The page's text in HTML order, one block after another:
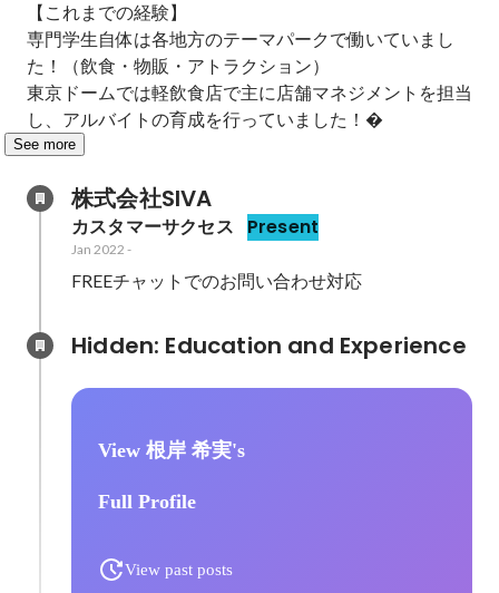
【これまでの経験】
専門学生自体は各地方のテーマパークで働いていまし
た！（飲食・物販・アトラクション）
東京ドームでは軽飲食店で主に店舗マネジメントを担当
し、アルバイトの育成を行っていました！�
See more
株式会社SIVA
カスタマーサクセス Present
Jan 2022 -
FREEチャットでのお問い合わせ対応
View 根岸 希実's
Full Profile
View past posts